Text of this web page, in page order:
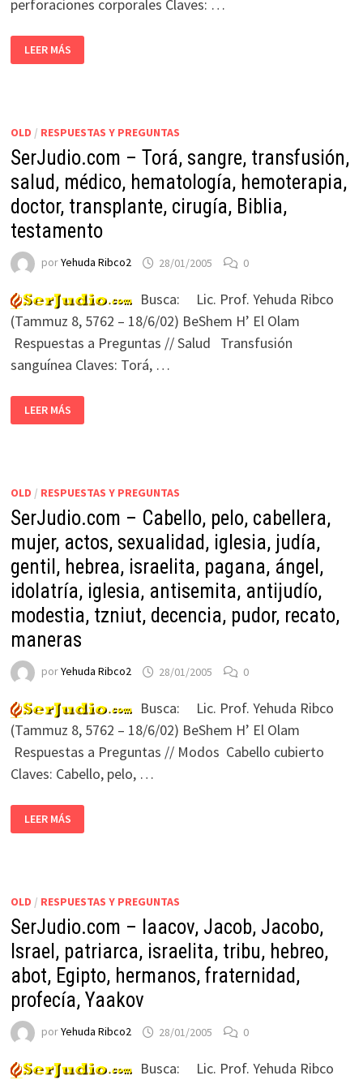
perforaciones corporales Claves: …
LEER MÁS
OLD / RESPUESTAS Y PREGUNTAS
SerJudio.com – Torá, sangre, transfusión,
salud, médico, hematología, hemoterapia,
doctor, transplante, cirugía, Biblia,
testamento
porYehuda Ribco2 28/01/2005 0
Busca: Lic. Prof. Yehuda Ribco
(Tammuz 8, 5762 – 18/6/02) BeShem H’ El Olam
Respuestas a Preguntas // Salud Transfusión
sanguínea Claves: Torá, …
LEER MÁS
OLD / RESPUESTAS Y PREGUNTAS
SerJudio.com – Cabello, pelo, cabellera,
mujer, actos, sexualidad, iglesia, judía,
gentil, hebrea, israelita, pagana, ángel,
idolatría, iglesia, antisemita, antijudío,
modestia, tzniut, decencia, pudor, recato,
maneras
porYehuda Ribco2 28/01/2005 0
Busca: Lic. Prof. Yehuda Ribco
(Tammuz 8, 5762 – 18/6/02) BeShem H’ El Olam
Respuestas a Preguntas // Modos Cabello cubierto
Claves: Cabello, pelo, …
LEER MÁS
OLD / RESPUESTAS Y PREGUNTAS
SerJudio.com – Iaacov, Jacob, Jacobo,
Israel, patriarca, israelita, tribu, hebreo,
abot, Egipto, hermanos, fraternidad,
profecía, Yaakov
porYehuda Ribco2 28/01/2005 0
Busca: Lic. Prof. Yehuda Ribco